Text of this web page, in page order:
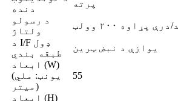
دنده
پرته
د رسولو
ولتاژ
پړاوه ۲۰۰ وولټ
د I/F ډول
طبقه بندي
یوازې د نبض ټرین
ابعاد (W)
(یونټ: ملي
میتر)
55
ابعاد (H)